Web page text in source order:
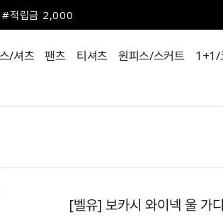
#적립금 2,000
/셔츠 팬츠 티셔츠 원피스/스커트 1+1/
[벨유] 보카시 와이넥 울 가